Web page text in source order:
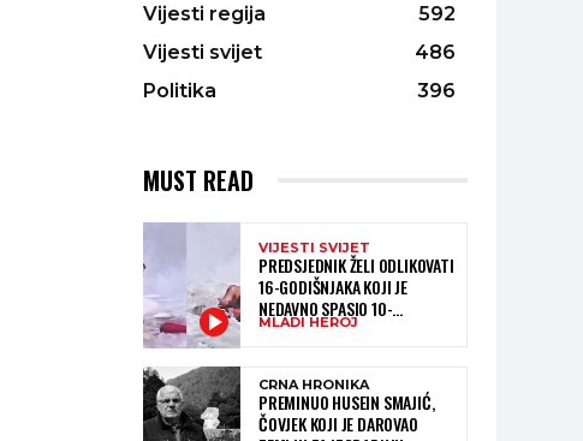
Vijesti regija
592
Vijesti svijet
486
Politika
396
MUST READ
VIJESTI SVIJET
PREDSJEDNIK ŽELI ODLIKOVATI
16-GODIŠNJAKA KOJI JE
NEDAVNO SPASIO 10-
GODIŠNJEG DJEČAKA IZ
MLADI HEROJ
CRNA HRONIKA
PREMINUO HUSEIN SMAJIĆ,
ČOVJEK KOJI JE DAROVAO